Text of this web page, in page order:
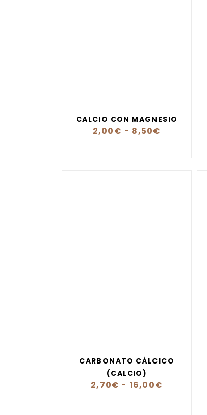
CALCIO CON MAGNESIO
2,00€ - 8,50€
CARBONATO CÁLCICO
(CALCIO)
2,70€ - 16,00€